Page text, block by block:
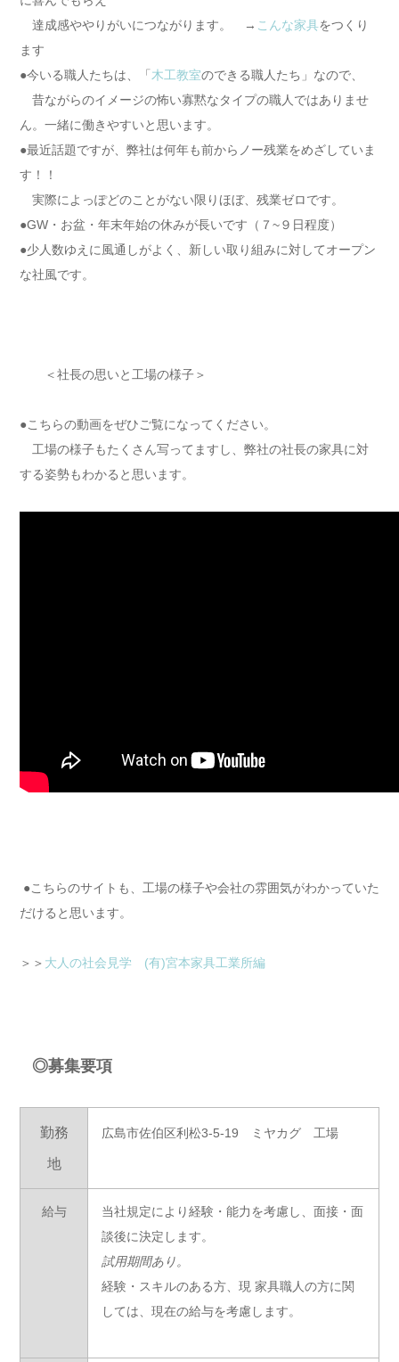
達成感ややりがいにつながります。 → こんな家具をつくり
ます
●今いる職人たちは、「 木工教室のできる職人たち」なので、
昔ながらのイメージの怖い寡黙なタイプの職人ではありませ
ん。一緒に働きやすいと思います。
●最近話題ですが、弊社は何年も前からノー残業をめざしていま
す！！
実際によっぽどのことがない限りほぼ、残業ゼロです。
●GW・お盆・年末年始の休みが長いです（７~９日程度）
●少人数ゆえに風通しがよく、新しい取り組みに対してオープン
な社風です。
＜社長の思いと工場の様子＞
●こちらの動画をぜひご覧になってください。
工場の様子もたくさん写ってますし、弊社の社長の家具に対
する姿勢もわかると思います。
●こちらのサイトも、工場の様子や会社の雰囲気がわかっていた
だけると思います。
＞＞ 大人の社会見学 (有)宮本家具工業所編
◎募集要項
勤務
地
広島市佐伯区利松3-5-19 ミヤカグ 工場
給与
当社規定により経験・能力を考慮し、面接・面
談後に決定します。
試用期間あり。
経験・スキルのある方、現 家具職人の方に関
しては、現在の給与を考慮します。